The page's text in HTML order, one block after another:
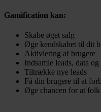
Gamification kan:
Skabe øget salg
Øge kendskabet til dit
Aktiviering af brugere
Indsamle leads, data
Tiltrække nye leads
Få din brugere til at
Øge chancen for at